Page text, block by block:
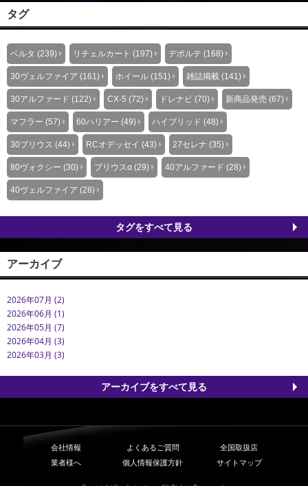
タグ
ベルタ (239) リチェルカート (197) デポルテ (168)
30ヴェルファイア (161) ホイール (151) 雑誌掲載 (141)
30アルファード (122) CX-5 (72) ドレナビ (70) 新商品発売 (67)
マフラー (57) 60ハリアー (49) ハイブリッド (48)
30プリウス (44) RCオデッセイ (43) 27セレナ (35)
80ヴォクシー (30) プリウスα (29) 40アルファード (28)
40ヴェルファイア (28)
タグをすべて見る
アーカイブ
2026年07月 (2)
2026年06月 (1)
2026年05月 (7)
2026年04月 (3)
2026年03月 (3)
アーカイブをすべて見る
会社情報 よくあるご質問
全国取扱店
業者様へ
個人情報保護方針 サイトマップ